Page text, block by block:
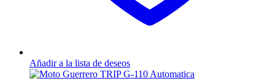
Añadir a la lista de deseos